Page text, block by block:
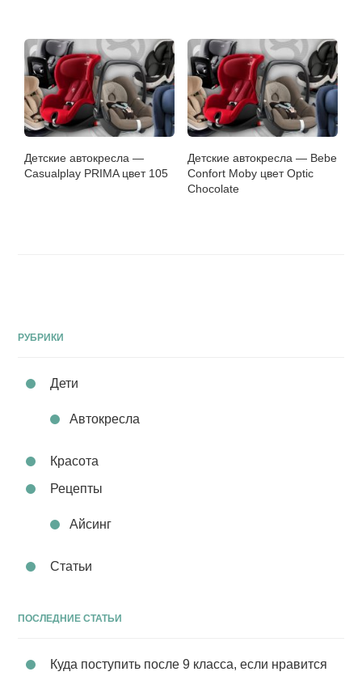
Детские автокресла —
Casualplay PRIMA цвет 105
Детские автокресла — Bebe
Confort Moby цвет Optic
Chocolate
РУБРИКИ
Дети
Автокресла
Красота
Рецепты
Айсинг
Статьи
ПОСЛЕДНИЕ СТАТЬИ
Куда поступить после 9 класса, если нравится